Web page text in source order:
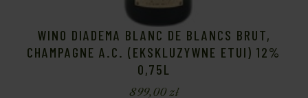
WINO DIADEMA BLANC DE BLANCS BRUT,
CHAMPAGNE A.C. (EKSKLUZYWNE ETUI) 12%
0,75L
899,00zł